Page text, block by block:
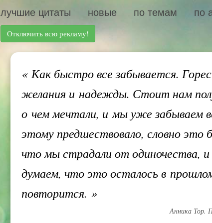
лучшие цитаты новые по темам по
Отключить всю рекламу!
«Как быстро все забывается.
желания и надежды. Стоит нам
о чем мечтали, и мы уже забываем
этому предшествовало, словно это
что мы страдали от одиночества,
думаем, что это осталось в
повторится. »
Анника Тор.